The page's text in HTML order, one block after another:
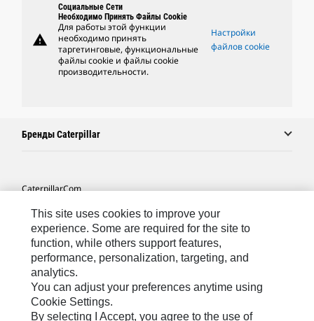
warning
Социальные Сети
Необходимо Принять Файлы Cookie
Для работы этой функции
необходимо принять
таргетинговые, функциональные
файлы cookie и файлы cookie
производительности.
Настройки
файлов cookie
Бренды Caterpillar
Caterpillar.com
Связаться С Caterpillar
Карта Сайта
Cookie Settings
Юридическая Информация
Конфиденциальность Личных Данных
This site uses cookies to improve your
experience. Some are required for the site to
function, while others support features,
performance, personalization, targeting, and
analytics.
You can adjust your preferences anytime using
Cookie Settings.
By selecting I Accept, you agree to the use of